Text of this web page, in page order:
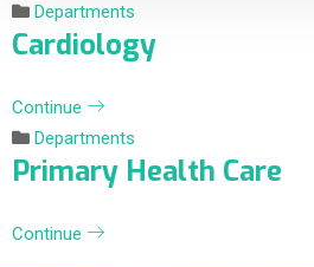
Departments
Cardiology
Continue
Departments
Primary Health Care
Continue